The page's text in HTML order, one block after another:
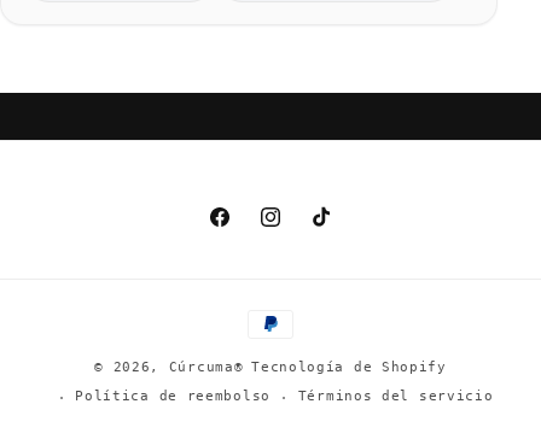
FacebookInstagram
TikTok
Formas
pago
© 2026, Cúrcuma® Tecnología de Shopify
Política de reembolso
Términos del servicio